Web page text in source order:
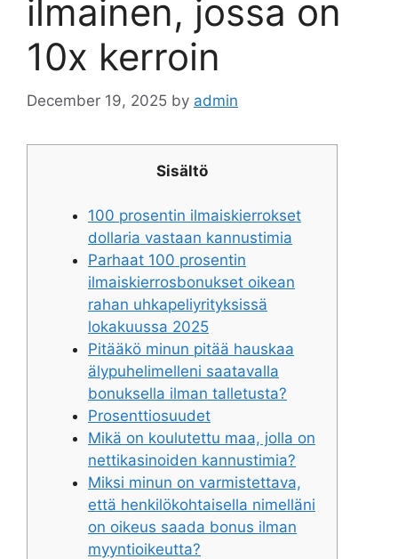
ilmainen, jossa on
10x kerroin
December 19, 2025 by admin
Sisältö
100 prosentin ilmaiskierrokset
dollaria vastaan ​​kannustimia
Parhaat 100 prosentin
ilmaiskierrosbonukset oikean
rahan uhkapeliyrityksissä
lokakuussa 2025
Pitääkö minun pitää hauskaa
älypuhelimelleni saatavalla
bonuksella ilman talletusta?
Prosenttiosuudet
Mikä on koulutettu maa, jolla on
nettikasinoiden kannustimia?
Miksi minun on varmistettava,
että henkilökohtaisella nimelläni
on oikeus saada bonus ilman
myyntioikeutta?